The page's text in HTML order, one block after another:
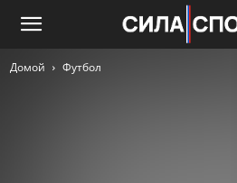
Домой Футбол